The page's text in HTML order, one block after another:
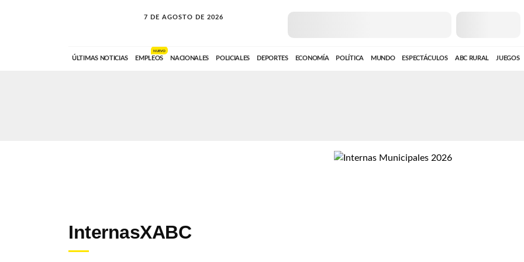
7 DE AGOSTO DE 2026
ÚLTIMAS NOTICIAS EMPLEOS
NUEVO
NACIONALES POLICIALES DEPORTES ECONOMÍA POLÍTICA MUNDO ESPECTÁCULOS ABC RURAL JUEGOS
InternasXABC